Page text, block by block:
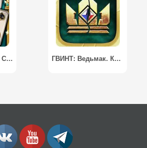
Sultan Of Solitaire Card Games ГВИНТ: Ведьмак. Карточная игра / GWENT: The Witcher Card Game